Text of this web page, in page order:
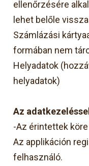
ellenőrzésére
lehet belőle
Számlázási
formában nem
Helyadatok
helyadatok)
Az
-Az érintettek köre
Az applikáción
felhasználó.